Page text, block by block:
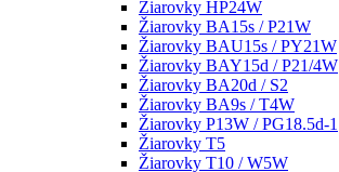
Žiarovky HP24W
Žiarovky BA15s / P21W
Žiarovky BAU15s / PY21W
Žiarovky BAY15d / P21/4W
Žiarovky BA20d / S2
Žiarovky BA9s / T4W
Žiarovky P13W / PG18.5d-1
Žiarovky T5
Žiarovky T10 / W5W